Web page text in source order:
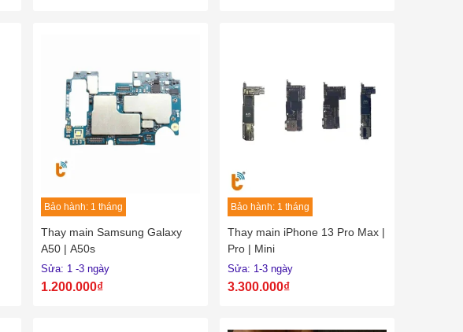
Bảo hành: 1 tháng
Thay main Samsung Galaxy
A50 | A50s
Sửa: 1 -3 ngày
1.200.000₫
Bảo hành: 1 tháng
Thay main iPhone 13 Pro Max |
Pro | Mini
Sửa: 1-3 ngày
3.300.000₫